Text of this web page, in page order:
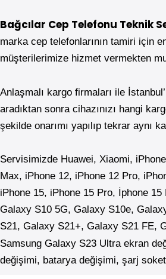
Bağcılar Cep Telefonu Teknik
marka cep telefonlarının tamiri için
müşterilerimize hizmet vermekten
Anlaşmalı kargo firmaları ile
aradıktan sonra cihazınızı hangi
şekilde onarımı yapılıp tekrar aynı
Servisimizde Huawei, Xiaomi,
Max, iPhone 12, iPhone 12 Pro,
iPhone 15, iPhone 15 Pro, İphone 15
Galaxy S10 5G, Galaxy S10e,
S21, Galaxy S21+, Galaxy S21 FE,
Samsung Galaxy S23 Ultra ekran
değişimi, batarya değişimi, şarj